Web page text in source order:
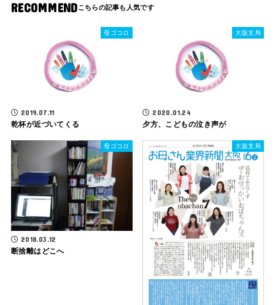
RECOMMEND
母ゴコロ
2019.07.11
乾杯が近づいてくる
大阪支局
2020.01.24
夕方、こどもの泣き声が
母ゴコロ
2018.03.12
断捨離はどこへ
大阪支局